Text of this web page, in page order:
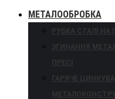
МЕТАЛООБРОБКА
РУБКА СТАЛІ НА
ЗГИНАННЯ
ПРЕСІ
ГАРЯЧЕ